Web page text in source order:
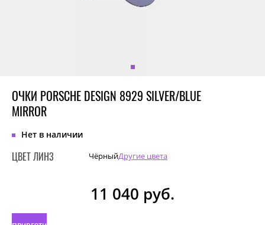
ОЧКИ PORSCHE DESIGN 8929 SILVER/BLUE
MIRROR
Нет в наличии
ЦВЕТ ЛИНЗ ЧёрныйДругие цвета
11 040 руб.